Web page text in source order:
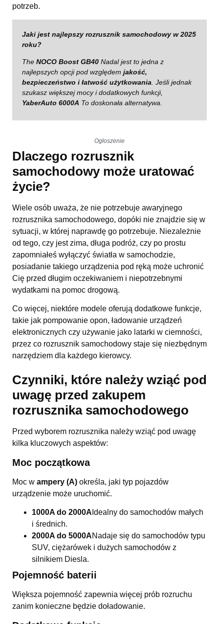
potrzeb.
Jaki jest najlepszy rozrusznik samochodowy w 2025
roku?
The NOCO Boost GB40 Nadal jest to jedna z
najlepszych opcji pod względem jakość,
bezpieczeństwo i łatwość użytkowania . Jeśli jednak
szukasz większej mocy i dodatkowych funkcji,
YaberAuto 6000A To doskonała alternatywa.
Ogłoszenie
Dlaczego rozrusznik
samochodowy może uratować
życie?
Wiele osób uważa, że nie potrzebuje awaryjnego
rozrusznika samochodowego, dopóki nie znajdzie się w
sytuacji, w której naprawdę go potrzebuje. Niezależnie
od tego, czy jest zima, długa podróż, czy po prostu
zapomniałeś wyłączyć światła w samochodzie,
posiadanie takiego urządzenia pod ręką może uchronić
Cię przed długim oczekiwaniem i niepotrzebnymi
wydatkami na pomoc drogową.
Co więcej, niektóre modele oferują dodatkowe funkcje,
takie jak pompowanie opon, ładowanie urządzeń
elektronicznych czy używanie jako latarki w ciemności,
przez co rozrusznik samochodowy staje się niezbędnym
narzędziem dla każdego kierowcy.
Czynniki, które należy wziąć pod
uwagę przed zakupem
rozrusznika samochodowego
Przed wyborem rozrusznika należy wziąć pod uwagę
kilka kluczowych aspektów:
Moc początkowa
Moc w ampery (A) określa, jaki typ pojazdów
urządzenie może uruchomić.
1000A do 2000A Idealny do samochodów małych
i średnich.
2000A do 5000ANadaje się do samochodów typu
SUV, ciężarówek i dużych samochodów z
silnikiem Diesla.
Pojemność baterii
Większa pojemność zapewnia więcej prób rozruchu
zanim konieczne będzie doładowanie.